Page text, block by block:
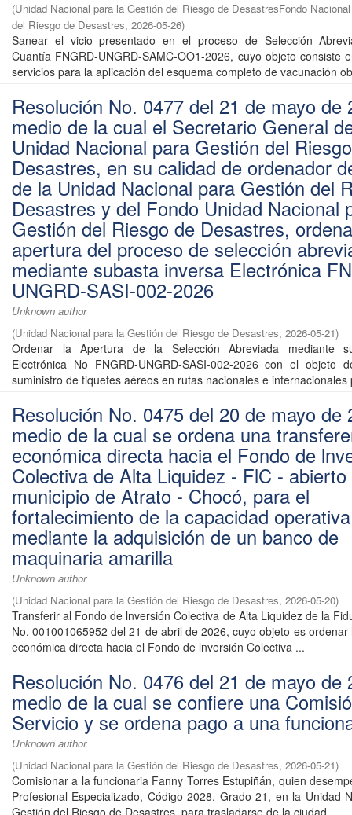
(Unidad Nacional para la Gestión del Riesgo de DesastresFondo
del Riesgo de Desastres, 2026-05-26)
Sanear el vicio presentado en el proceso de Selección
Cuantía FNGRD-UNGRD-SAMC-OO1-2026, cuyo objeto consiste
servicios para la aplicación del esquema completo de vacunación
Resolución No. 0477 del 21 de mayo de
medio de la cual el Secretario General
Unidad Nacional para Gestión del
Desastres, en su calidad de ordenador
de la Unidad Nacional para Gestión del
Desastres y del Fondo Unidad Nacional
Gestión del Riesgo de Desastres,
apertura del proceso de selección
mediante subasta inversa Electrónica
UNGRD-SASI-002-2026
Unknown author
(Unidad Nacional para la Gestión del Riesgo de Desastres, 2026-05-21)
Ordenar la Apertura de la Selección Abreviada mediante
Electrónica No FNGRD-UNGRD-SASI-002-2026 con el objeto
suministro de tiquetes aéreos en rutas nacionales e internacionales
Resolución No. 0475 del 20 de mayo de
medio de la cual se ordena una
económica directa hacia el Fondo de
Colectiva de Alta Liquidez - FlC -
municipio de Atrato - Chocó, para el
fortalecimiento de la capacidad operativa
mediante la adquisición de un banco de
maquinaria amarilla
Unknown author
(Unidad Nacional para la Gestión del Riesgo de Desastres, 2026-05-20)
Transferir al Fondo de lnversión Colectiva de Alta Liquidez de la
No. 001001065952 del 21 de abril de 2026, cuyo objeto es
económica directa hacia el Fondo de lnversión Colectiva ...
Resolución No. 0476 del 21 de mayo de
medio de la cual se confiere una
Servicio y se ordena pago a una
Unknown author
(Unidad Nacional para la Gestión del Riesgo de Desastres, 2026-05-21)
Comisionar a la funcionaria Fanny Torres Estupiñán, quien
Profesional Especializado, Código 2028, Grado 21, en la Unidad